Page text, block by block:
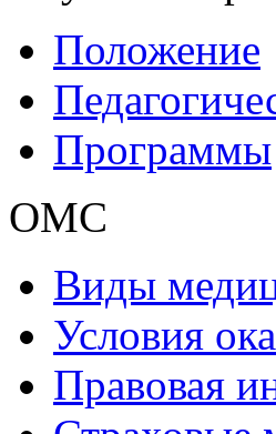
Положение
Программы
ОМС
Виды
Условия
Правовая